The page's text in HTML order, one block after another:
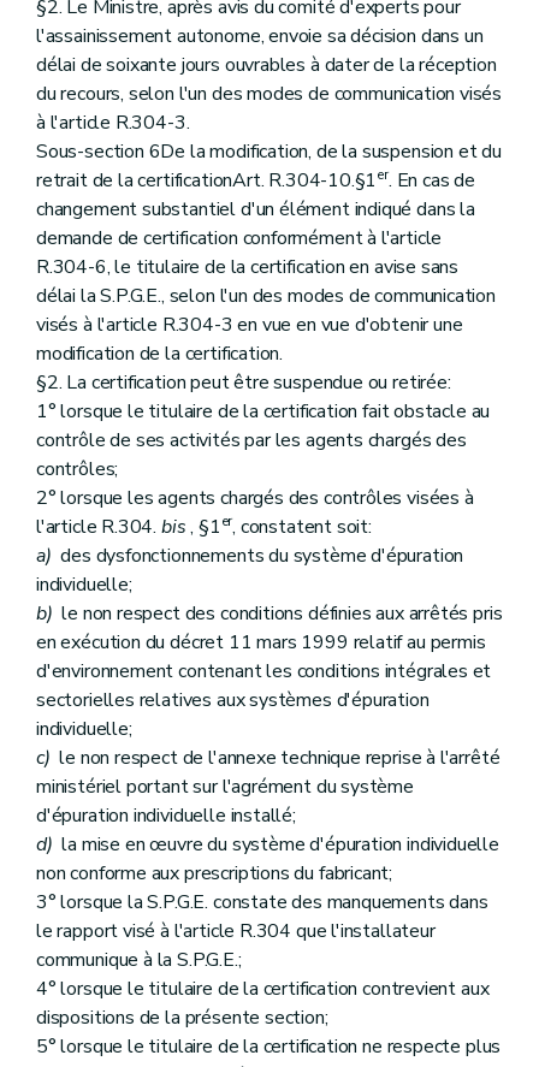
§2. Le Ministre, après avis du comité d'experts pour
l'assainissement autonome, envoie sa décision dans un
délai de soixante jours ouvrables à dater de la réception
du recours, selon l'un des modes de communication visés
à l'article R.304-3.
Sous-section 6De la modification, de la suspension et du
retrait de la certificationArt. R.304-10.§1er. En cas de
changement substantiel d'un élément indiqué dans la
demande de certification conformément à l'article
R.304-6, le titulaire de la certification en avise sans
délai la S.P.G.E., selon l'un des modes de communication
visés à l'article R.304-3 en vue en vue d'obtenir une
modification de la certification.
§2. La certification peut être suspendue ou retirée:
1° lorsque le titulaire de la certification fait obstacle au
contrôle de ses activités par les agents chargés des
contrôles;
2° lorsque les agents chargés des contrôles visées à
l'article R.304. bis, §1er, constatent soit:
a) des dysfonctionnements du système d'épuration
individuelle;
b) le non respect des conditions définies aux arrêtés pris
en exécution du décret 11 mars 1999 relatif au permis
d'environnement contenant les conditions intégrales et
sectorielles relatives aux systèmes d'épuration
individuelle;
c) le non respect de l'annexe technique reprise à l'arrêté
ministériel portant sur l'agrément du système
d'épuration individuelle installé;
d) la mise en œuvre du système d'épuration individuelle
non conforme aux prescriptions du fabricant;
3° lorsque la S.P.G.E. constate des manquements dans
le rapport visé à l'article R.304 que l'installateur
communique à la S.P.G.E.;
4° lorsque le titulaire de la certification contrevient aux
dispositions de la présente section;
5° lorsque le titulaire de la certification ne respecte plus